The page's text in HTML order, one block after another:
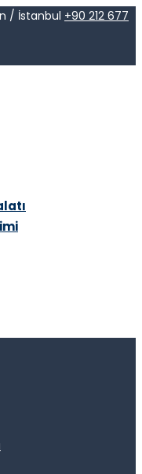
/ İstanbul +90 212 677